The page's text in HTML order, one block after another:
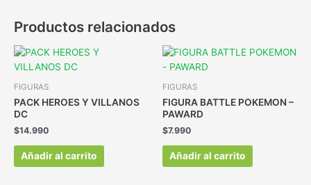
Productos relacionados
FIGURAS
PACK HEROES Y VILLANOS
DC
$14.990
Añadir al carrito
FIGURAS
FIGURA BATTLE POKEMON –
PAWARD
$7.990
Añadir al carrito